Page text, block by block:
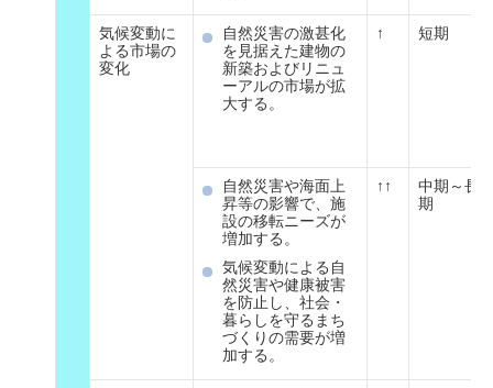
気候変動に
よる市場の
変化
自然災害の激甚化
を見据えた建物の
新築およびリニュ
ーアルの市場が拡
大する。
↑ 短期
自然災害や海面上
昇等の影響で、施
設の移転ニーズが
増加する。
気候変動による自
然災害や健康被害
を防止し、社会・
暮らしを守るまち
づくりの需要が増
加する。
↑↑
中期～長
期